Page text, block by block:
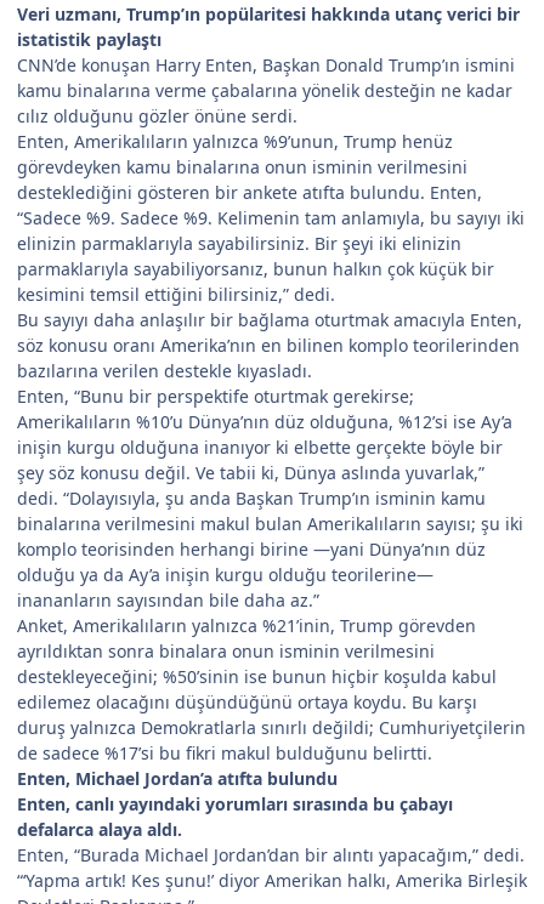
Veri uzmanı, Trump’ın popülaritesi hakkında utanç verici bir
istatistik paylaştı
CNN’de konuşan Harry Enten, Başkan Donald Trump’ın ismini
kamu binalarına verme çabalarına yönelik desteğin ne kadar
cılız olduğunu gözler önüne serdi.
Enten, Amerikalıların yalnızca %9’unun, Trump henüz
görevdeyken kamu binalarına onun isminin verilmesini
desteklediğini gösteren bir ankete atıfta bulundu. Enten,
“Sadece %9. Sadece %9. Kelimenin tam anlamıyla, bu sayıyı iki
elinizin parmaklarıyla sayabilirsiniz. Bir şeyi iki elinizin
parmaklarıyla sayabiliyorsanız, bunun halkın çok küçük bir
kesimini temsil ettiğini bilirsiniz,” dedi.
Bu sayıyı daha anlaşılır bir bağlama oturtmak amacıyla Enten,
söz konusu oranı Amerika’nın en bilinen komplo teorilerinden
bazılarına verilen destekle kıyasladı.
Enten, “Bunu bir perspektife oturtmak gerekirse;
Amerikalıların %10’u Dünya’nın düz olduğuna, %12’si ise Ay’a
inişin kurgu olduğuna inanıyor ki elbette gerçekte böyle bir
şey söz konusu değil. Ve tabii ki, Dünya aslında yuvarlak,”
dedi. “Dolayısıyla, şu anda Başkan Trump’ın isminin kamu
binalarına verilmesini makul bulan Amerikalıların sayısı; şu iki
komplo teorisinden herhangi birine —yani Dünya’nın düz
olduğu ya da Ay’a inişin kurgu olduğu teorilerine—
inananların sayısından bile daha az.”
Anket, Amerikalıların yalnızca %21’inin, Trump görevden
ayrıldıktan sonra binalara onun isminin verilmesini
destekleyeceğini; %50’sinin ise bunun hiçbir koşulda kabul
edilemez olacağını düşündüğünü ortaya koydu. Bu karşı
duruş yalnızca Demokratlarla sınırlı değildi; Cumhuriyetçilerin
de sadece %17’si bu fikri makul bulduğunu belirtti.
Enten, Michael Jordan’a atıfta bulundu
Enten, canlı yayındaki yorumları sırasında bu çabayı
defalarca alaya aldı.
Enten, “Burada Michael Jordan’dan bir alıntı yapacağım,” dedi.
“‘Yapma artık! Kes şunu!’ diyor Amerikan halkı, Amerika Birleşik